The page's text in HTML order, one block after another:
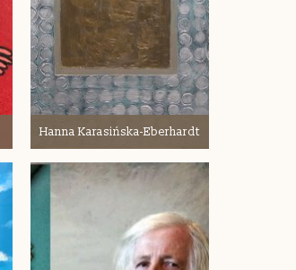
Hanna Karasińska-Eberhardt